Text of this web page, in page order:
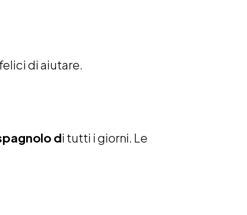
di aiutare.
di tutti i giorni. Le